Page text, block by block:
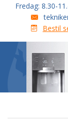
Bestilling af
English version
Autoriseret VVS
Fredag: 8.30-
Bestil